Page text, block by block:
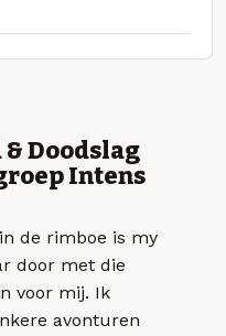
Doodslag
Intens
de rimboe is my
door met die
voor mij. Ik
avonturen